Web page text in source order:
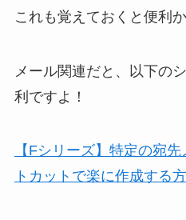
これも覚えておくと便利か
メール関連だと、以下の
利ですよ！
【Fシリーズ】特定の宛
トカットで楽に作成する